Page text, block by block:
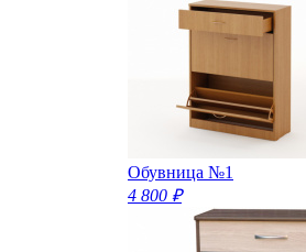
Обувница №1
4 800 ₽